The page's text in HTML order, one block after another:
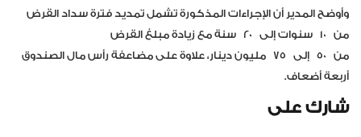
وأوضح المدير أن الإجراءات المذكورة تشمل تمديد فترة سداد القرض
من 10 سنوات إلى 20 سنة مع زيادة مبلغ القرض
من 50 إلى 75 مليون دينار، علاوة على مضاعفة رأس مال الصندوق
أربعة أضعاف.
شارك على